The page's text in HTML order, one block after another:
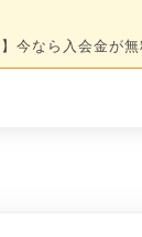
今なら入会金が